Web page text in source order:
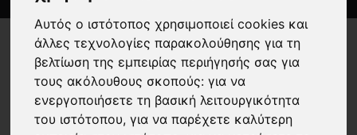
Αυτός ο ιστότοπος χρησιμοποιεί cookies και
άλλες τεχνολογίες παρακολούθησης για τη
βελτίωση της εμπειρίας περιήγησής σας για
τους ακόλουθους σκοπούς:για να
ενεργοποιήσετε τη βασική λειτουργικότητα
του ιστότοπου,για να παρέχετε καλύτερη